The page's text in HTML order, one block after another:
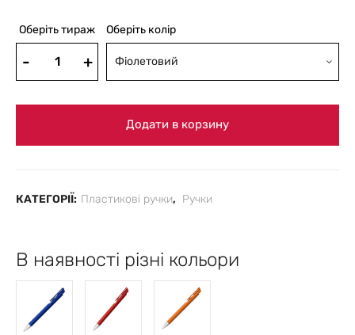
Оберіть тираж Оберіть колір
Фіолетовий
Додати в корзину
КАТЕГОРІЇ: Пластикові ручки, Ручки
В наявності різні кольори